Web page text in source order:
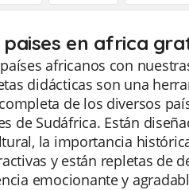
en africa
africanos con
didácticas son una
de los diversos
de Sudáfrica. Están
la importancia
y están repletas de
emocionante y